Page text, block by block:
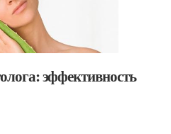
эффективность